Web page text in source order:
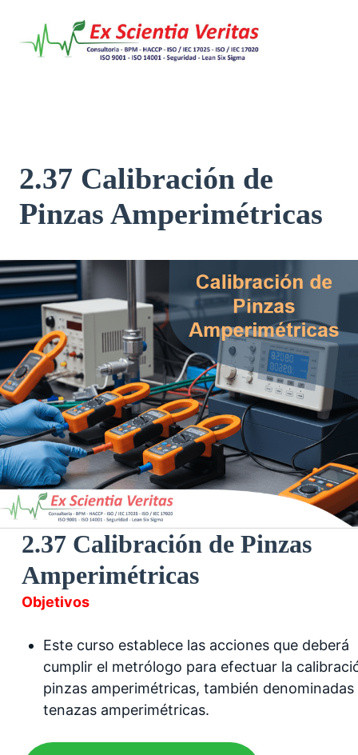
contenido
2.37 Calibración de
Pinzas Amperimétricas
2.37 Calibración de Pinzas
Amperimétricas
Objetivos
Este curso establece las acciones que deberá
cumplir el metrólogo para efectuar la
pinzas amperimétricas, también denominadas
tenazas amperimétricas.